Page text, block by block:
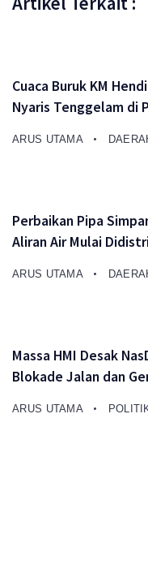
Cuaca Buruk KM
Nyaris Tenggelam di
ARUS UTAMA
Perbaikan Pipa
Aliran Air Mulai
ARUS UTAMA
Massa HMI Desak
Blokade Jalan dan
ARUS UTAMA